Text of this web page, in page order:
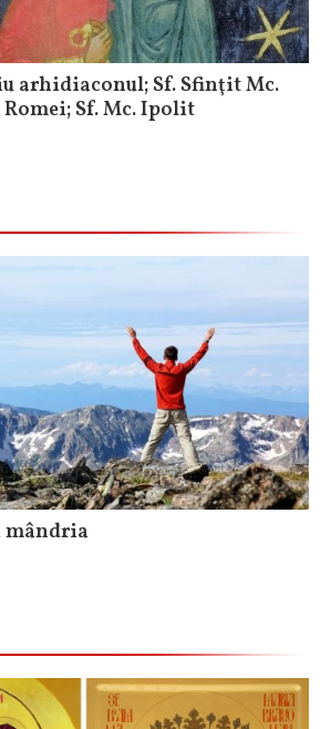
arhidiaconul; Sf. Sfinţit Mc.
Sf. Mc. Ipolit
mândria